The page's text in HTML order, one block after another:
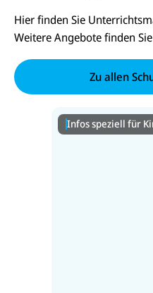
Hier finden Sie
Weitere Angebote finden
Zu allen
Infos speziell für